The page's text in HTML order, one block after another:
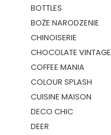
BOTTLES
BOŻE NARODZENIE
CHINOISERIE
CHOCOLATE VINTAGE
COFFEE MANIA
COLOUR SPLASH
CUISINE MAISON
DECO CHIC
DEER